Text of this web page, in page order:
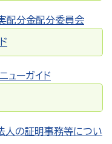
配分金配分委員会
ューガイド
人の証明事務等につい